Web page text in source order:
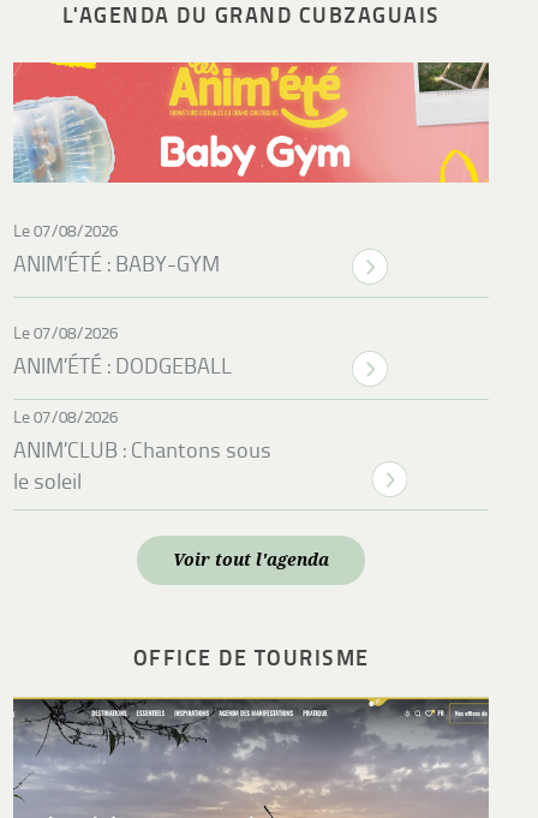
L'AGENDA DU GRAND CUBZAGUAIS
Le 07/08/2026
ANIM’ÉTÉ : BABY-GYM
Le 07/08/2026
ANIM’ÉTÉ : DODGEBALL
Le 07/08/2026
ANIM’CLUB : Chantons sous
le soleil
Voir tout l'agenda
OFFICE DE TOURISME